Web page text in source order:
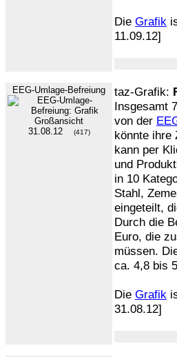
Die Grafik
11.09.12]
EEG-Umlage-Befreiung
31.08.12 (417)
taz-Grafik:
Insgesamt
von der
könnte ihre
kann per
und
in 10
Stahl,
eingeteilt,
Durch die
Euro, die
müssen.
ca. 4,8 bis
Die Grafik
31.08.12]